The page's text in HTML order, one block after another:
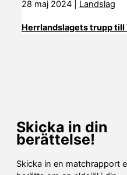
28 maj 2024 Landslag
Herrlandslagets trupp
Skicka in din
berättelse!
Skicka in en matchrapport